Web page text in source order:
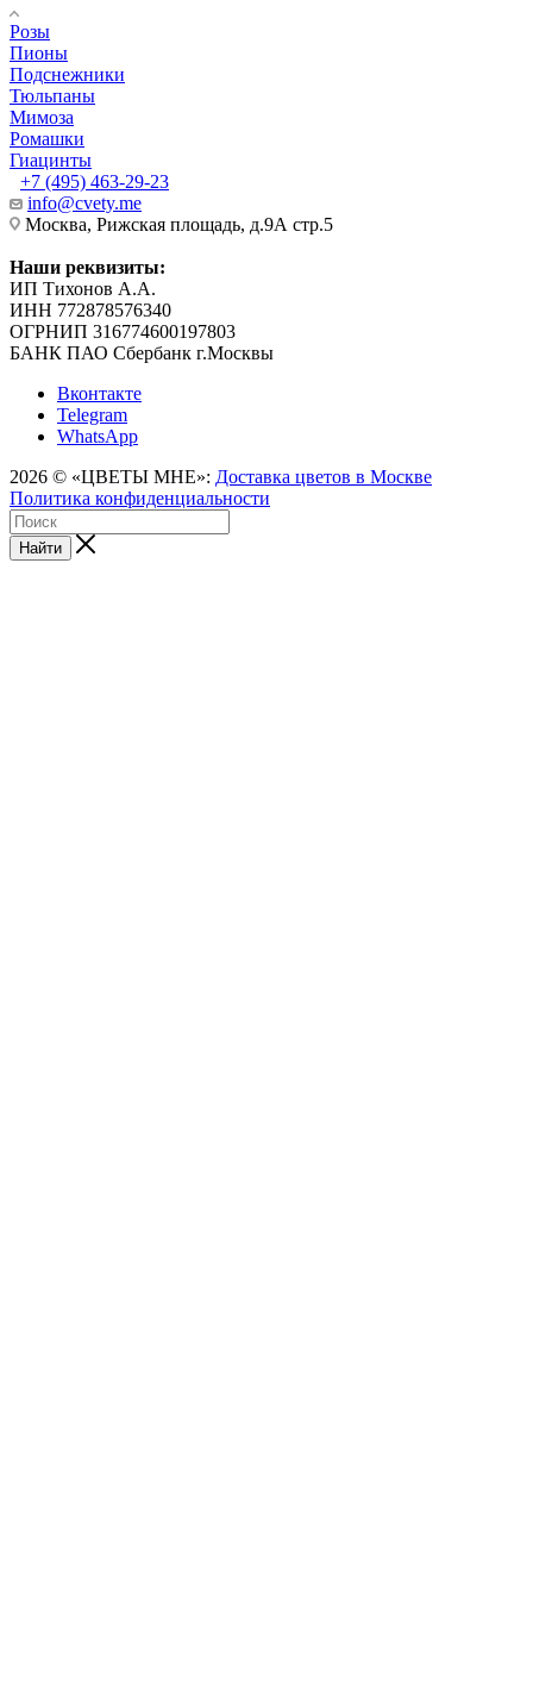
Розы
Пионы
Подснежники
Тюльпаны
Мимоза
Ромашки
Гиацинты
+7 (495) 463-29-23
info@cvety.me
Москва, Рижская площадь, д.9А стр.5
Наши реквизиты:
ИП Тихонов А.А.
ИНН 772878576340
ОГРНИП 316774600197803
БАНК ПАО Сбербанк г.Москвы
Вконтакте
Telegram
WhatsApp
2026 © «ЦВЕТЫ МНЕ»: Доставка цветов в Москве
Политика конфиденциальности
Найти